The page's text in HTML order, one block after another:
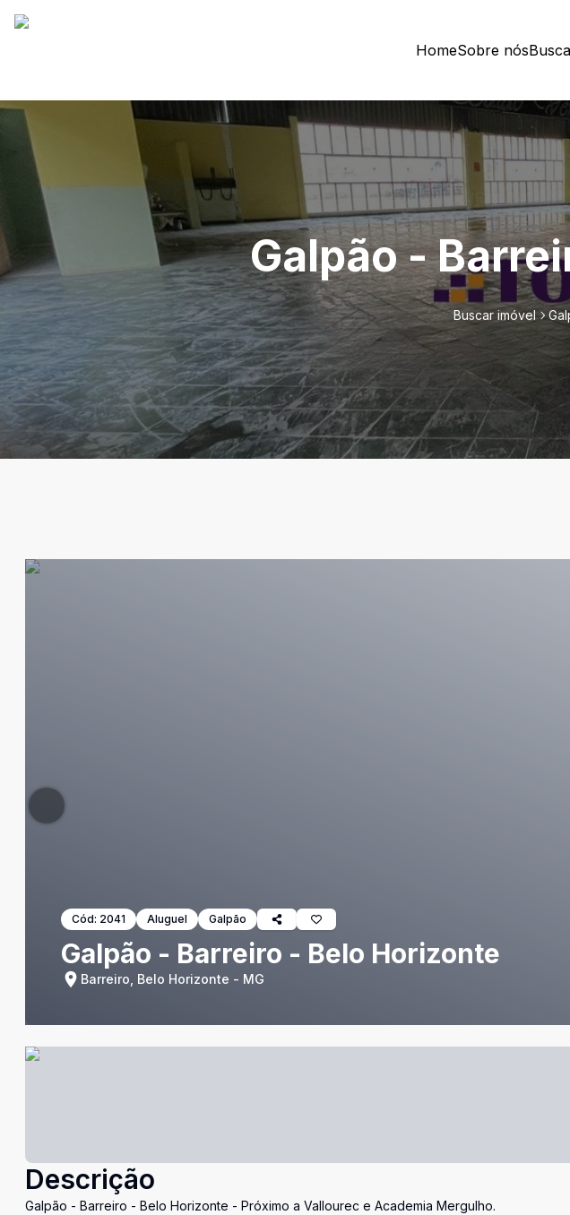
HomeSobre nós
Galpão -
Buscar imóvel
Cód: 2041 Aluguel Galpão
Galpão - Barreiro - Belo Horizonte
Barreiro, Belo Horizonte - MG
Descrição
Galpão - Barreiro - Belo Horizonte - Próximo a Vallourec e Academia Mergulho.